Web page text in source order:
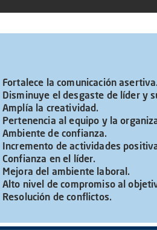
Fortalece la comunicación asertiva.
Disminuye el desgaste de líder y
Amplía la creatividad.
Pertenencia al equipo y la
Ambiente de confianza.
Incremento de actividades
Confianza en el líder.
Mejora del ambiente laboral.
Alto nivel de compromiso al
Resolución de conflictos.